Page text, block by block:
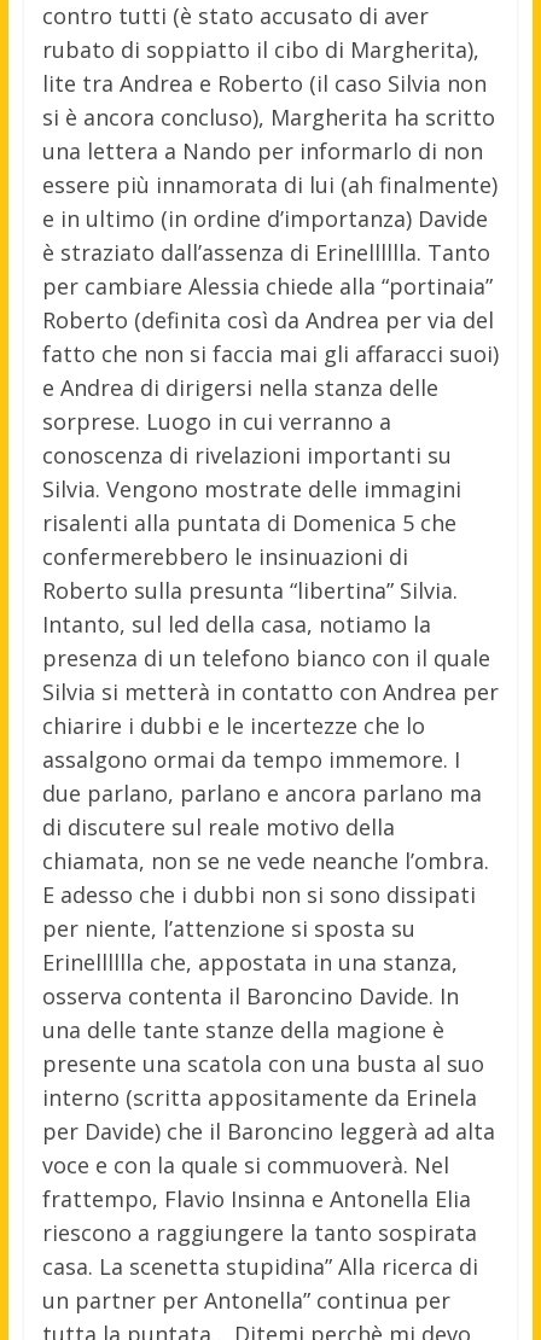
contro tutti (è stato accusato di aver
rubato di soppiatto il cibo di Margherita),
lite tra Andrea e Roberto (il caso Silvia non
si è ancora concluso), Margherita ha scritto
una lettera a Nando per informarlo di non
essere più innamorata di lui (ah finalmente)
e in ultimo (in ordine d’importanza) Davide
è straziato dall’assenza di Erinelllllla. Tanto
per cambiare Alessia chiede alla “portinaia”
Roberto (definita così da Andrea per via del
fatto che non si faccia mai gli affaracci suoi)
e Andrea di dirigersi nella stanza delle
sorprese. Luogo in cui verranno a
conoscenza di rivelazioni importanti su
Silvia. Vengono mostrate delle immagini
risalenti alla puntata di Domenica 5 che
confermerebbero le insinuazioni di
Roberto sulla presunta “libertina” Silvia.
Intanto, sul led della casa, notiamo la
presenza di un telefono bianco con il quale
Silvia si metterà in contatto con Andrea per
chiarire i dubbi e le incertezze che lo
assalgono ormai da tempo immemore. I
due parlano, parlano e ancora parlano ma
di discutere sul reale motivo della
chiamata, non se ne vede neanche l’ombra.
E adesso che i dubbi non si sono dissipati
per niente, l’attenzione si sposta su
Erinelllllla che, appostata in una stanza,
osserva contenta il Baroncino Davide. In
una delle tante stanze della magione è
presente una scatola con una busta al suo
interno (scritta appositamente da Erinela
per Davide) che il Baroncino leggerà ad alta
voce e con la quale si commuoverà. Nel
frattempo, Flavio Insinna e Antonella Elia
riescono a raggiungere la tanto sospirata
casa. La scenetta stupidina” Alla ricerca di
un partner per Antonella” continua per